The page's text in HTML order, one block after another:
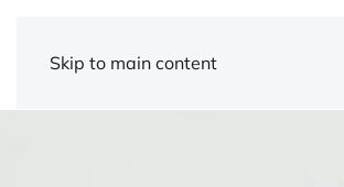
Skip to main content